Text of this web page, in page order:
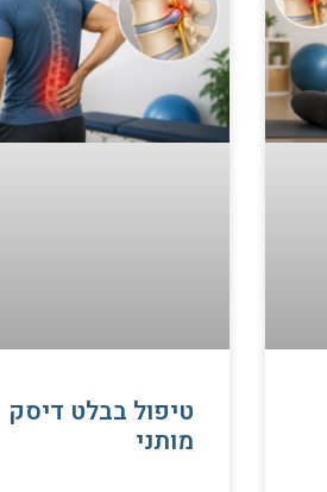
טיפול בבלט דיסק
מותני